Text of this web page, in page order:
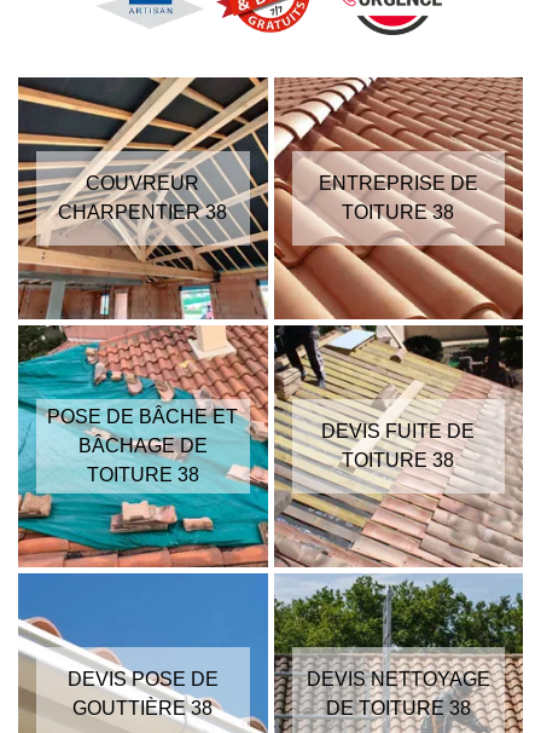
COUVREUR
CHARPENTIER 38
ENTREPRISE DE
TOITURE 38
POSE DE BÂCHE ET
BÂCHAGE DE
TOITURE 38
DEVIS FUITE DE
TOITURE 38
DEVIS POSE DE
GOUTTIÈRE 38
DEVIS NETTOYAGE
DE TOITURE 38